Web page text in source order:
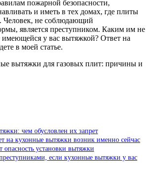
пожарной безопасности,
и иметь в тех домах, где плиты
Человек, не соблюдающий
является преступником. Каким им не
имеющейся у вас вытяжкой? Ответ на
в моей статье.
чем обусловлен их запрет
на кухонные вытяжки возник именно сейчас
опасность установки вытяжки
если кухонные вытяжки у вас